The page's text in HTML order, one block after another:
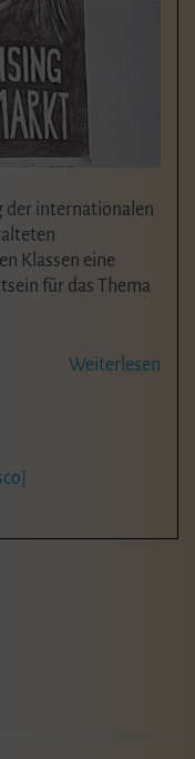
der internationalen
Klassen eine
für das Thema
Weiterlesen